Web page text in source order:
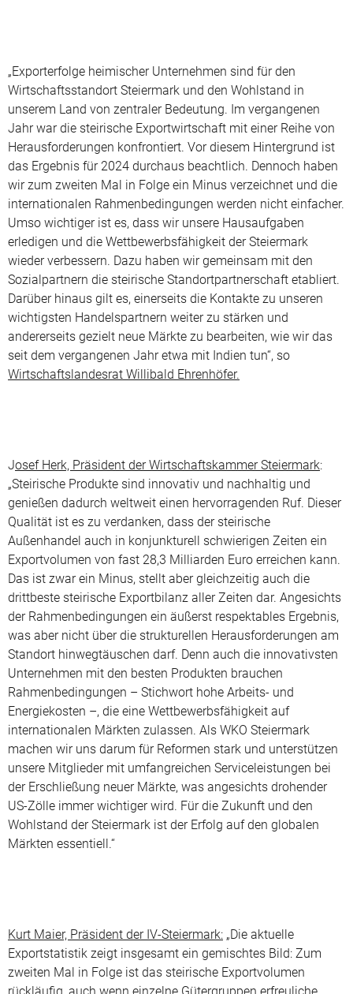
„Exporterfolge heimischer Unternehmen sind für den
Wirtschaftsstandort Steiermark und den Wohlstand in
unserem Land von zentraler Bedeutung. Im vergangenen
Jahr war die steirische Exportwirtschaft mit einer Reihe von
Herausforderungen konfrontiert. Vor diesem Hintergrund ist
das Ergebnis für 2024 durchaus beachtlich. Dennoch haben
wir zum zweiten Mal in Folge ein Minus verzeichnet und die
internationalen Rahmenbedingungen werden nicht einfacher.
Umso wichtiger ist es, dass wir unsere Hausaufgaben
erledigen und die Wettbewerbsfähigkeit der Steiermark
wieder verbessern. Dazu haben wir gemeinsam mit den
Sozialpartnern die steirische Standortpartnerschaft etabliert.
Darüber hinaus gilt es, einerseits die Kontakte zu unseren
wichtigsten Handelspartnern weiter zu stärken und
andererseits gezielt neue Märkte zu bearbeiten, wie wir das
seit dem vergangenen Jahr etwa mit Indien tun“, so
Wirtschaftslandesrat Willibald Ehrenhöfer.
Josef Herk, Präsident der Wirtschaftskammer Steiermark:
„Steirische Produkte sind innovativ und nachhaltig und
genießen dadurch weltweit einen hervorragenden Ruf. Dieser
Qualität ist es zu verdanken, dass der steirische
Außenhandel auch in konjunkturell schwierigen Zeiten ein
Exportvolumen von fast 28,3 Milliarden Euro erreichen kann.
Das ist zwar ein Minus, stellt aber gleichzeitig auch die
drittbeste steirische Exportbilanz aller Zeiten dar. Angesichts
der Rahmenbedingungen ein äußerst respektables Ergebnis,
was aber nicht über die strukturellen Herausforderungen am
Standort hinwegtäuschen darf. Denn auch die innovativsten
Unternehmen mit den besten Produkten brauchen
Rahmenbedingungen – Stichwort hohe Arbeits- und
Energiekosten –, die eine Wettbewerbsfähigkeit auf
internationalen Märkten zulassen. Als WKO Steiermark
machen wir uns darum für Reformen stark und unterstützen
unsere Mitglieder mit umfangreichen Serviceleistungen bei
der Erschließung neuer Märkte, was angesichts drohender
US-Zölle immer wichtiger wird. Für die Zukunft und den
Wohlstand der Steiermark ist der Erfolg auf den globalen
Märkten essentiell.“
Kurt Maier, Präsident der IV-Steiermark: „Die aktuelle
Exportstatistik zeigt insgesamt ein gemischtes Bild: Zum
zweiten Mal in Folge ist das steirische Exportvolumen